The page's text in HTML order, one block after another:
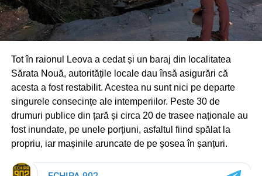
Tot în raionul Leova a cedat și un baraj din localitatea
Sărata Nouă, autoritățile locale dau însă asigurări că
acesta a fost restabilit. Acestea nu sunt nici pe departe
singurele consecințe ale intemperiilor. Peste 30 de
drumuri publice din țară și circa 20 de trasee naționale au
fost inundate, pe unele porțiuni, asfaltul fiind spălat la
propriu, iar mașinile aruncate de pe șosea în șanțuri.